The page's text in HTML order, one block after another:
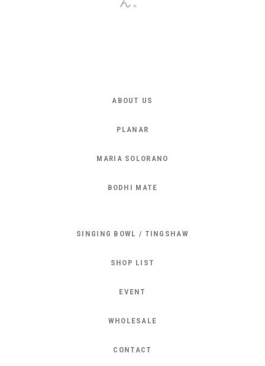
ABOUT US
PLANAR
MARIA SOLORANO
BODHI MATE
SINGING BOWL / TINGSHAW
SHOP LIST
EVENT
WHOLESALE
CONTACT